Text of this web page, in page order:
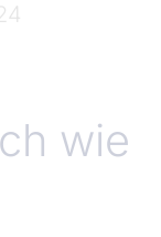
wie